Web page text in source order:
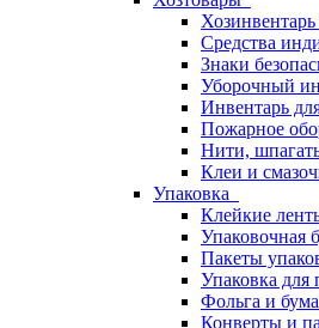
Средства
Знаки
Уборочный
Инвентарь
Пожарное
Нити,
Клеи и
Упаковка
Клейкие
Упаковочная
Пакеты
Упаковка
Фольга и
Конверты и